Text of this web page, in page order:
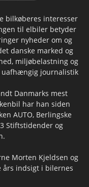
bilkøberes interesser
til elbiler betyder
nyheder om og
danske marked og
miljøbelastning og
uafhængig journalistik
Danmarks mest
har han siden
AUTO, Berlingske
Stiftstidender og
Morten Kjeldsen og
års indsigt i bilernes